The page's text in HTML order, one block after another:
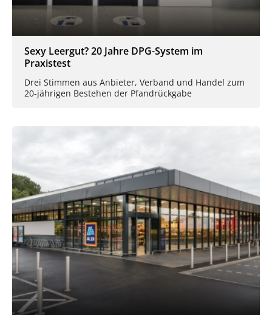
Sexy Leergut? 20 Jahre DPG-System im
Praxistest
Drei Stimmen aus Anbieter, Verband und Handel zum
20-jährigen Bestehen der Pfandrückgabe